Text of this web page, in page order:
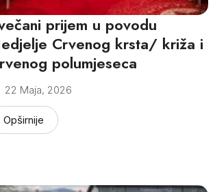
prijem u povodu
Crvenog krsta/ križa i
polumjeseca
22 Maja, 2026
Opširnije